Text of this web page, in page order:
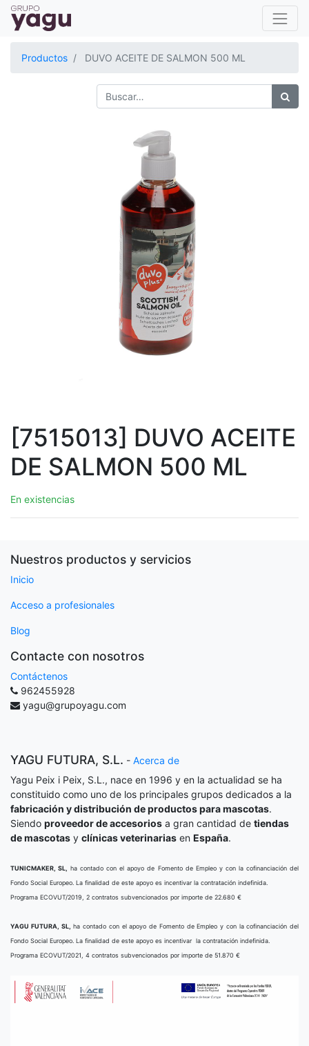
Productos DUVO ACEITE DE SALMON 500 ML
[7515013] DUVO ACEITE
DE SALMON 500 ML
En existencias
Nuestros productos y servicios
Inicio
Acceso a profesionales
Blog
Contacte con nosotros
Contáctenos
962455928
yagu@grupoyagu.com
YAGU FUTURA, S.L. - Acerca de
Yagu Peix i Peix, S.L., nace en 1996 y en la actualidad se ha
constituido como uno de los principales grupos dedicados a la
fabricación y distribución de productos para mascotas.
Siendo proveedor de accesorios a gran cantidad de tiendas
de mascotas y clínicas veterinarias en España.
TUNICMAKER, SL,
ha contado con el apoyo de Fomento de Empleo y con la cofinanciación del
Fondo Social Europeo. La finalidad de este apoyo es incentivar la contratación indefinida.
Programa ECOVUT/2019, 2 contratos subvencionados por importe de 22.680 €
YAGU FUTURA, SL,
ha contado con el apoyo de Fomento de Empleo y con la cofinanciación del
Fondo Social Europeo. La finalidad de este apoyo es incentivar la contratación indefinida.
Programa ECOVUT/2021, 4 contratos subvencionados por importe de 51.870 €